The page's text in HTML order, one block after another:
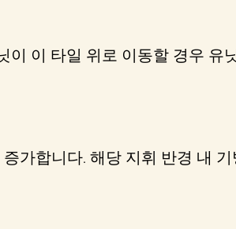
이 이 타일 위로 이동할 경우
가합니다. 해당 지휘 반경 내